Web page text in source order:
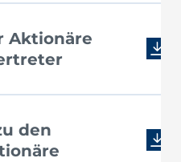
Aktionäre
den